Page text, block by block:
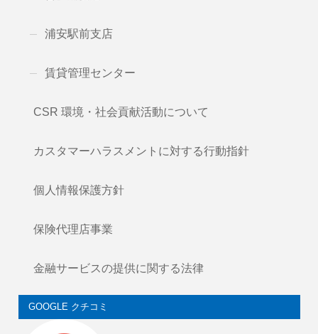
浦安駅前支店
賃貸管理センター
CSR 環境・社会貢献活動について
カスタマーハラスメントに対する行動指針
個人情報保護方針
保険代理店事業
金融サービスの提供に関する法律
GOOGLE クチコミ